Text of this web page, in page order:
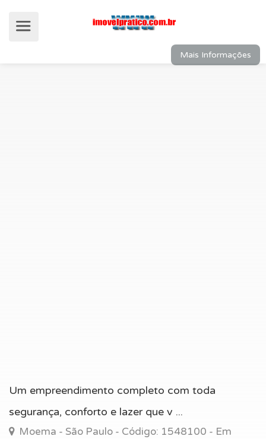
Um empreendimento completo com toda
segurança, conforto e lazer que v ...
Moema - São Paulo - Código: 1548100 - Em
Mais Informações